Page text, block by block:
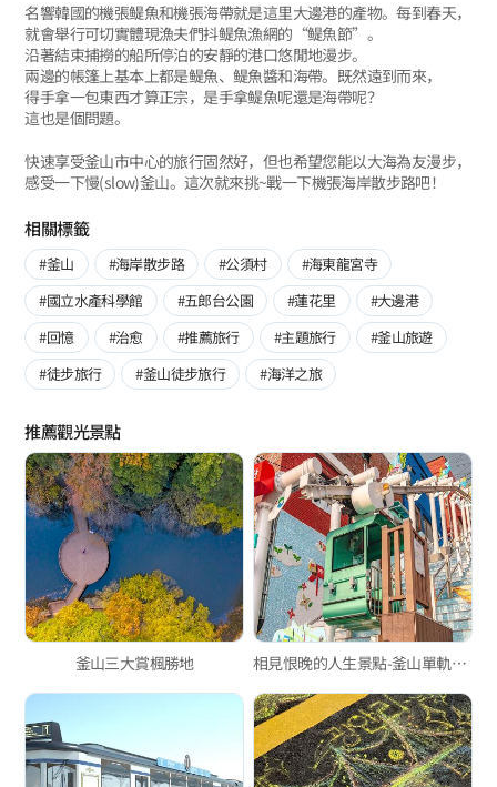
名響韓國的機張鳀魚和機張海帶就是這里大邊港的產物。每到春天，
就會舉行可切實體現漁夫們抖鳀魚漁網的“鳀魚節”。
沿著結束捕撈的船所停泊的安靜的港口悠閒地漫步。
兩邊的帳篷上基本上都是鳀魚、鳀魚醬和海帶。既然遠到而來，
得手拿一包東西才算正宗，是手拿鳀魚呢還是海帶呢？
這也是個問題。
快速享受釜山市中心的旅行固然好，但也希望您能以大海為友漫步，
感受一下慢(slow)釜山。這次就來挑~戰一下機張海岸散步路吧！
相關標籤
#釜山 #海岸散步路 #公須村
#海東龍宮寺
#國立水產科學館
#五郎台公園 #蓮花里
#大邊港
#回憶
#治愈 #推薦旅行 #主題旅行
#釜山旅遊
#徒步旅行
#釜山徒步旅行 #海洋之旅
推薦觀光景點
釜山三大賞楓勝地 相見恨晚的人生景點-釜山單軌電車篇